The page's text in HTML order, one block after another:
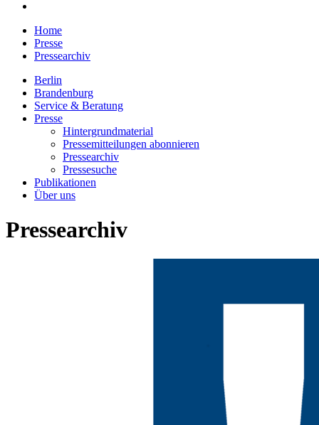
Home
Presse
Pressearchiv
Berlin
Brandenburg
Service & Beratung
Presse
Hintergrundmaterial
Pressemitteilungen abonnieren
Pressearchiv
Pressesuche
Publikationen
Über uns
Pressearchiv